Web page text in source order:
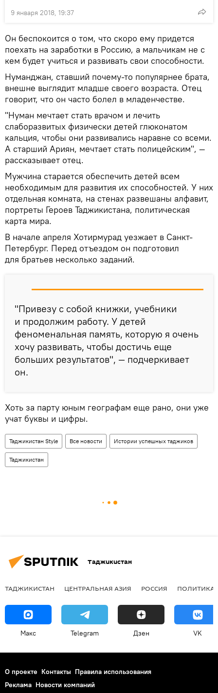
9 января 2018, 19:37
Он беспокоится о том, что скоро ему придется
поехать на заработки в Россию, а мальчикам не с
кем будет учиться и развивать свои способности.
Нуманджан, ставший почему-то популярнее брата,
внешне выглядит младше своего возраста. Отец
говорит, что он часто болел в младенчестве.
"Нуман мечтает стать врачом и лечить
слаборазвитых физически детей глюконатом
кальция, чтобы они развивались наравне со всеми.
А старший Ариян, мечтает стать полицейским", —
рассказывает отец.
Мужчина старается обеспечить детей всем
необходимым для развития их способностей. У них
отдельная комната, на стенах развешаны алфавит,
портреты Героев Таджикистана, политическая
карта мира.
В начале апреля Хотирмурад уезжает в Санкт-
Петербург. Перед отъездом он подготовил
для братьев несколько заданий.
"Привезу с собой книжки, учебники
и продолжим работу. У детей
феноменальная память, которую я очень
хочу развивать, чтобы достичь еще
больших результатов", — подчеркивает
он.
Хоть за парту юным географам еще рано, они уже
учат буквы и цифры.
Таджикистан Style Все новости Истории успешных таджиков
Таджикистан
Таджикистан
ТАДЖИКИСТАН ЦЕНТРАЛЬНАЯ АЗИЯ РОССИЯ ПОЛИТИКА
Макс Telegram Дзен VK
О проекте Контакты Правила использования
Реклама Новости компаний